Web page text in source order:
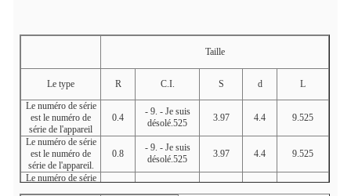
Taille
Le type R C.I. S d
L
Le numéro de série
est le numéro de
série de l'appareil
0.4
- 9. - Je suis
désolé.525
3.97 4.4 9.525
Le numéro de série
est le numéro de
série de l'appareil.
0.8
- 9. - Je suis
désolé.525
3.97 4.4 9.525
Le numéro de série